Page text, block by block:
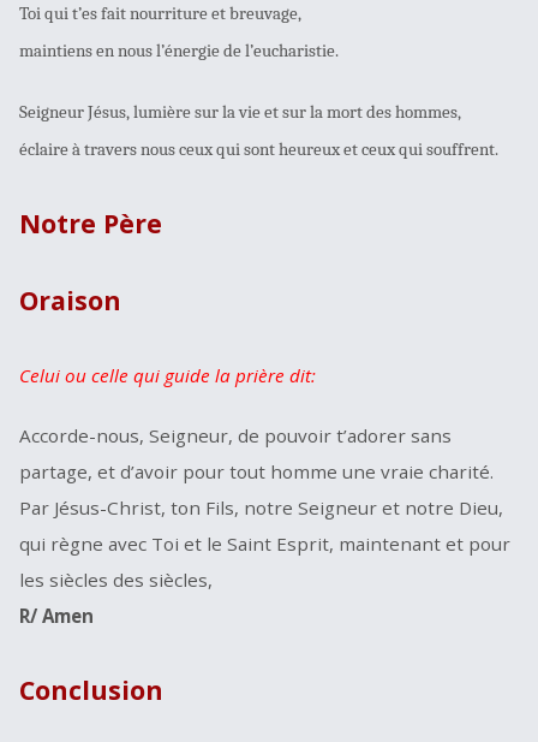
Toi qui t’es fait nourriture et breuvage,
maintiens en nous l’énergie de l’eucharistie.
Seigneur Jésus, lumière sur la vie et sur la mort des hommes,
éclaire à travers nous ceux qui sont heureux et ceux qui souffrent.
Notre Père
Oraison
Celui ou celle qui guide la prière dit:
Accorde-nous, Seigneur, de pouvoir t’adorer sans
partage, et d’avoir pour tout homme une vraie charité.
Par Jésus-Christ, ton Fils, notre Seigneur et notre Dieu,
qui règne avec Toi et le Saint Esprit, maintenant et pour
les siècles des siècles,
R/ Amen
Conclusion